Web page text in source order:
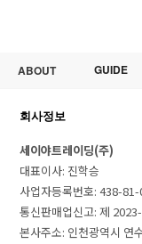
ABOUT GUIDE
회사정보
세이야트레이딩(주)
대표이사: 진학승
사업자등록번호: 438-
통신판매업신고: 제
본사주소: 인천광역시 연